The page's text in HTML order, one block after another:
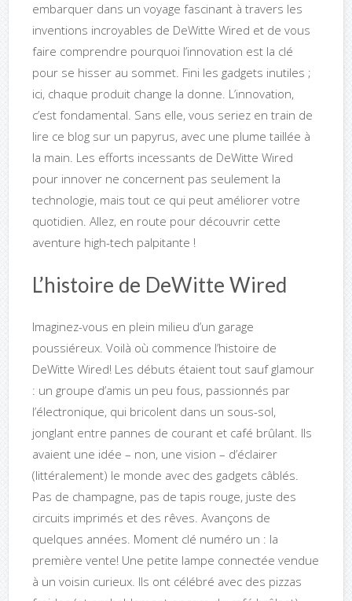
embarquer dans un voyage fascinant à travers les
inventions incroyables de DeWitte Wired et de vous
faire comprendre pourquoi l’innovation est la clé
pour se hisser au sommet. Fini les gadgets inutiles ;
ici, chaque produit change la donne. L’innovation,
c’est fondamental. Sans elle, vous seriez en train de
lire ce blog sur un papyrus, avec une plume taillée à
la main. Les efforts incessants de DeWitte Wired
pour innover ne concernent pas seulement la
technologie, mais tout ce qui peut améliorer votre
quotidien. Allez, en route pour découvrir cette
aventure high-tech palpitante !
L’histoire de DeWitte Wired
Imaginez-vous en plein milieu d’un garage
poussiéreux. Voilà où commence l’histoire de
DeWitte Wired! Les débuts étaient tout sauf glamour
: un groupe d’amis un peu fous, passionnés par
l’électronique, qui bricolent dans un sous-sol,
jonglant entre pannes de courant et café brûlant. Ils
avaient une idée – non, une vision – d’éclairer
(littéralement) le monde avec des gadgets câblés.
Pas de champagne, pas de tapis rouge, juste des
circuits imprimés et des rêves. Avançons de
quelques années. Moment clé numéro un : la
première vente! Une petite lampe connectée vendue
à un voisin curieux. Ils ont célébré avec des pizzas